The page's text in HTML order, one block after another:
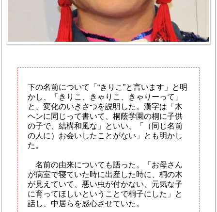
下の名前について「“きりこ”と言います」と明
かし、「きりこ、きゃりこ、きゃりーって」
と、変化のいきさつを説明した。漢字は「木
ヘンに同じって書いて、桐蔭学園の桐に子供
の子で、結構和風な」といい、「（同じ名前
の人に）お会いしたことがない」とも明かし
た。
名前の由来についても語った。「お母さん
が病室で寝ていた時に出産した時に、桐の木
が見えていて、悪い虫が付かない、元気な子
に育ってほしいということで桐子にした」と
話し、中居らを感心させていた。